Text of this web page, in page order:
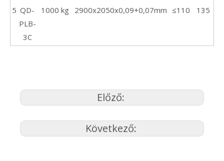
5 QD-
PLB-
3C
1000 kg 2900x2050x0,09+0,07mm ≤110 135
Előző:
Következő: